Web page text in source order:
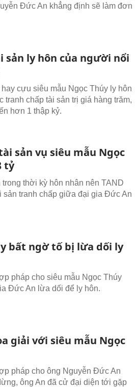
Đức An khẳng định sẽ làm đơn
ly hôn của người nổi
cựu siêu mẫu Ngọc Thúy ly hôn
tranh chấp tài sản trị giá hàng trăm,
hơn 1 thập kỷ.
sản vụ siêu mẫu Ngọc
tỷ
thời kỳ hôn nhân nên TAND
sản tranh chấp giữa đại gia Đức An
bất ngờ tố bị lừa dối ly
pháp cho siêu mẫu Ngọc Thúy
Đức An lừa dối để ly hôn.
giải với siêu mẫu Ngọc
pháp cho ông Nguyễn Đức An
ông An đã cử đại diện tới gặp